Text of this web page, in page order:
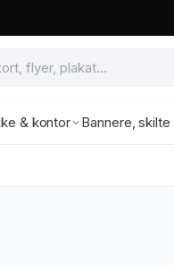
& kontor Bannere,